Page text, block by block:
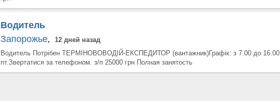
Водитель
Запорожье,
12 дней назад
Водитель Потрібен ТЕРМІНОВОВОДІЙ-ЕКСПЕДИТОР (вантажник)Графік: з 7.00 до
пт.Звертатися за телефоном. з/п 25000 грн Полная занятость